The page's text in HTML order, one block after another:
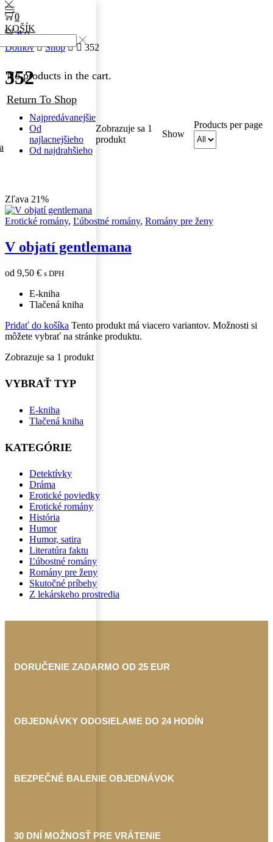
00
0
KOŠÍK
No products in the cart.
Return To Shop
Domov Shop 352
352
Najpredávanejšie
Od
najlacnejšieho
Od najdrahšieho
Zobrazuje sa 1
produkt
Show
Products per page
Zľava 21%
Erotické romány, Ľúbostné romány, Romány pre ženy
V objatí gentlemana
od 9,50 € s DPH
E-kniha
Tlačená kniha
Pridať do košíka Tento produkt má viacero variantov. Možnosti si
môžete vybrať na stránke produktu.
Zobrazuje sa 1 produkt
VYBRAŤ TYP
E-kniha
Tlačená kniha
KATEGÓRIE
Detektívky
Dráma
Erotické poviedky
Erotické romány
História
Humor
Humor, satira
Literatúra faktu
Ľúbostné romány
Romány pre ženy
Skutočné príbehy
Z lekárskeho prostredia
DORUČENIE ZADARMO OD 25 EUR
OBJEDNÁVKY ODOSIELAME DO 24 HODÍN
BEZPEČNÉ BALENIE OBJEDNÁVOK
30 DNÍ MOŽNOSŤ PRE VRÁTENIE